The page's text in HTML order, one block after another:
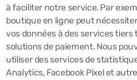
à faciliter notre service. Par
boutique en ligne peut
vos données à des services tiers
solutions de paiement. Nous
utiliser des services de
Analytics, Facebook Pixel et